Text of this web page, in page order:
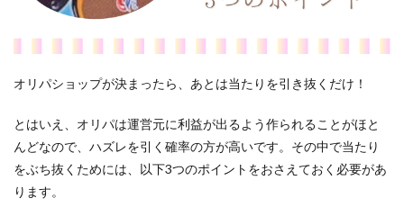
オリパショップが決まったら、あとは当たりを引き抜くだけ！
とはいえ、オリパは運営元に利益が出るよう作られることがほと
んどなので、ハズレを引く確率の方が高いです。その中で当たり
をぶち抜くためには、以下3つのポイントをおさえておく必要があ
ります。